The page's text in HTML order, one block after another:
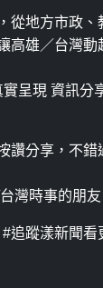
從地方市政、
高雄／台灣動
呈現 資訊分
讚分享，不錯
灣時事的朋友
追蹤漾新聞看